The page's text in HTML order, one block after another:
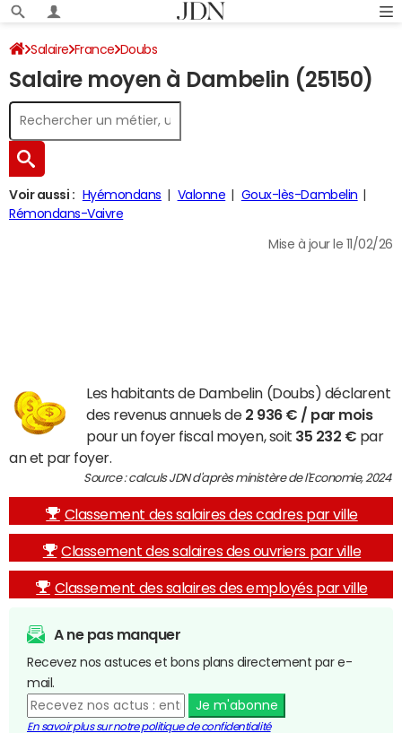
Salaire France Doubs
Salaire moyen à Dambelin (25150)
Voir aussi : Hyémondans Valonne
Goux-lès-Dambelin
Rémondans-Vaivre
Mise à jour le 11/02/26
Les habitants de Dambelin (Doubs) déclarent
des revenus annuels de 2 936 € / par mois
pour un foyer fiscal moyen, soit 35 232 € par
an et par foyer.
Source : calculs JDN d'après ministère de l'Economie, 2024
Classement des salaires des cadres par ville
Classement des salaires des ouvriers par ville
Classement des salaires des employés par ville
A ne pas manquer
Recevez nos astuces et bons plans directement par e-
mail.
Je m'abonne
En savoir plus sur notre politique de confidentialité